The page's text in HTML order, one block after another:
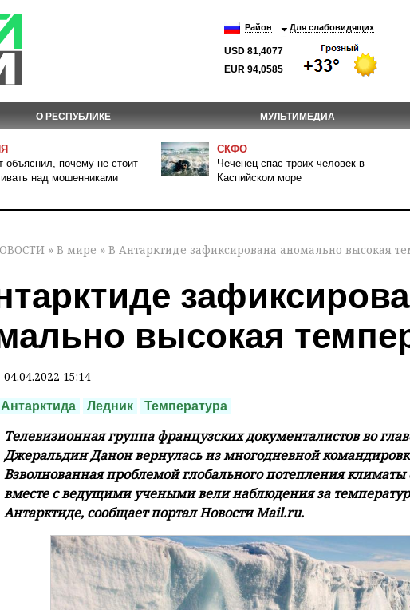
Район Для слабовидящих
USD 81,4077
EUR 94,0585
О РЕСПУБЛИКЕ МУЛЬТИМЕДИА
объяснил, почему не стоит
над мошенниками
СКФО
Чеченец спас троих человек в
Каспийском море
» В мире » В Антарктиде зафиксирована аномально высокая
высокая
04.04.2022 15:14
Антарктида Ледник Температура
Телевизионная группа французских документалистов во
Джеральдин Данон вернулась из многодневной
Взволнованная проблемой глобального потепления климаты
вместе с ведущими учеными вели наблюдения за
Антарктиде, сообщает портал Новости Mail.ru.